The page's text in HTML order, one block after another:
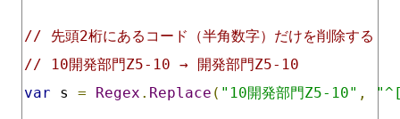
// 先頭2桁にあるコード（半角数字）だけを削除する
// 10開発部門Z5-10 → 開発部門Z5-10
var s = Regex . Replace ( "10開発部門Z5-10" ,